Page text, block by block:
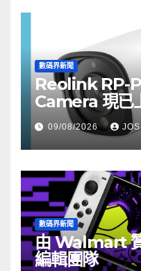
數碼界新聞
Reolink RP-
Camera 現已
HK$722
09/08/2026
數碼界新聞
由 Walmart
編輯團隊